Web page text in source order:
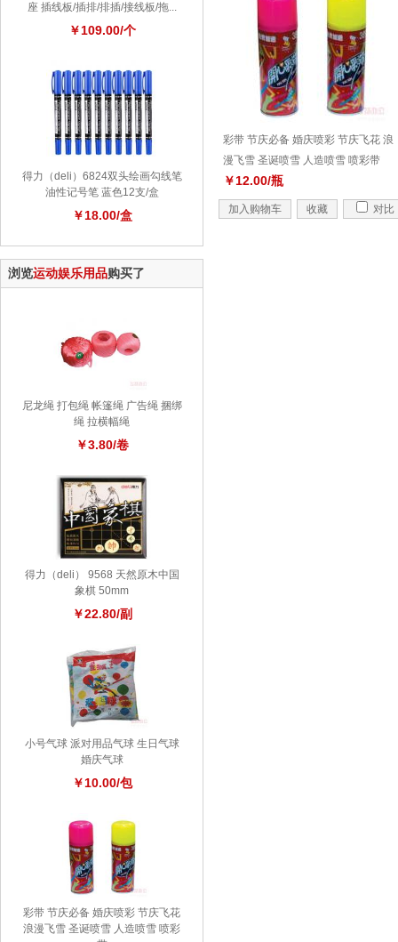
座 插线板/插排/排插/接线板/拖...
￥109.00/个
得力（deli）6824双头绘画勾线笔
油性记号笔 蓝色12支/盒
￥18.00/盒
浏览运动娱乐用品购买了
尼龙绳 打包绳 帐篷绳 广告绳 捆绑
绳 拉横幅绳
￥3.80/卷
得力（deli） 9568 天然原木中国
象棋 50mm
￥22.80/副
小号气球 派对用品气球 生日气球
婚庆气球
￥10.00/包
彩带 节庆必备 婚庆喷彩 节庆飞花
浪漫飞雪 圣诞喷雪 人造喷雪 喷彩
彩带 节庆必备 婚庆喷彩 节庆飞花 浪
漫飞雪 圣诞喷雪 人造喷雪 喷彩带
￥12.00/瓶
加入购物车 收藏 对比